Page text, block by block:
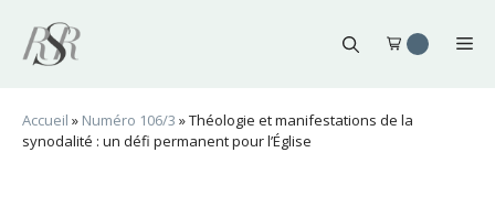
contenu
Accueil » Numéro 106/3 »Théologie et manifestations de la
synodalité : un défi permanent pour l’Église